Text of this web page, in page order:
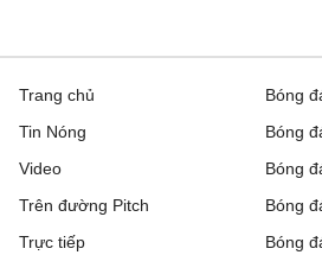
Trang chủ
Tin Nóng
Video
Trên đường Pitch
Trực tiếp
Bóng
Bóng
Bóng
Bóng
Bóng